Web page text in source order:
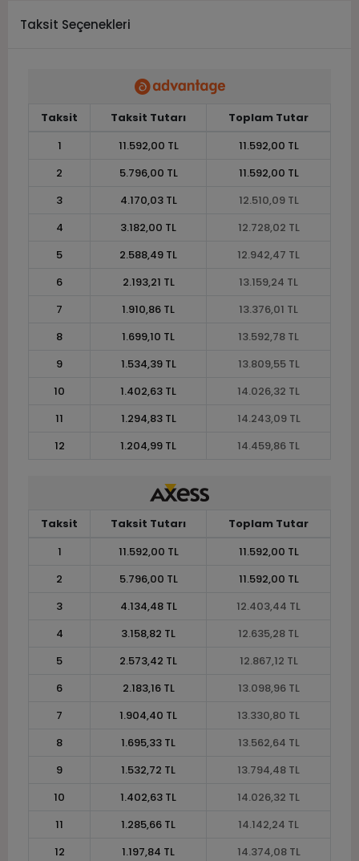
Taksit Seçenekleri
Taksit Taksit Tutarı
Toplam Tutar
1
11.592,00 TL
11.592,00 TL
2
5.796,00 TL
11.592,00 TL
3
4.170,03 TL
12.510,09 TL
4
3.182,00 TL
12.728,02 TL
5
2.588,49 TL
12.942,47 TL
6
2.193,21 TL
13.159,24 TL
7
1.910,86 TL
13.376,01 TL
8
1.699,10 TL
13.592,78 TL
9
1.534,39 TL
13.809,55 TL
10
1.402,63 TL
14.026,32 TL
11
1.294,83 TL
14.243,09 TL
12
1.204,99 TL 14.459,86 TL
Taksit Taksit Tutarı
Toplam Tutar
1
11.592,00 TL
11.592,00 TL
2
5.796,00 TL
11.592,00 TL
3
4.134,48 TL
12.403,44 TL
4
3.158,82 TL
12.635,28 TL
5
2.573,42 TL
12.867,12 TL
6
2.183,16 TL
13.098,96 TL
7
1.904,40 TL
13.330,80 TL
8
1.695,33 TL
13.562,64 TL
9
1.532,72 TL
13.794,48 TL
10
1.402,63 TL
14.026,32 TL
11
1.285,66 TL
14.142,24 TL
12
1.197,84 TL 14.374,08 TL